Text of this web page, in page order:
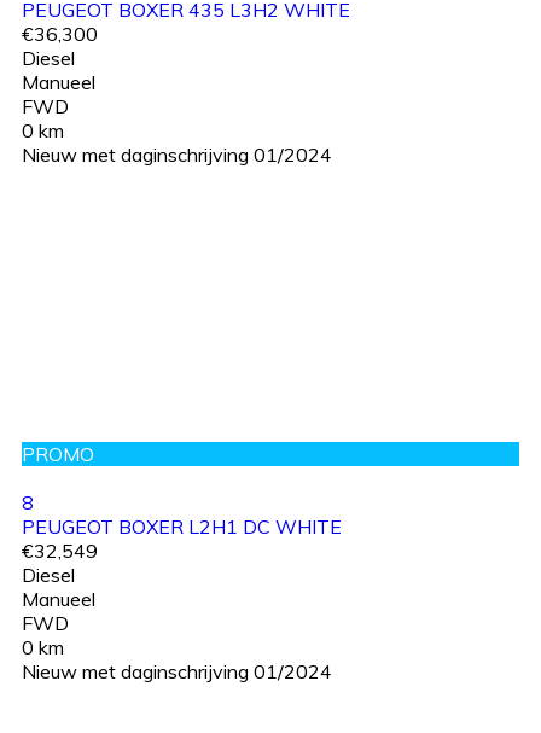
PEUGEOT BOXER 435 L3H2 WHITE
€36,300
Diesel
Manueel
FWD
0 km
Nieuw met daginschrijving 01/2024
PROMO
8
PEUGEOT BOXER L2H1 DC WHITE
€32,549
Diesel
Manueel
FWD
0 km
Nieuw met daginschrijving 01/2024